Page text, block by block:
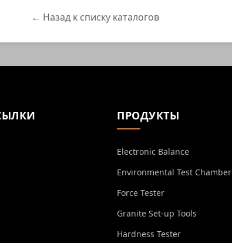
← Назад к списку каталогов
ПРОДУКТЫ
Electronic Balance
Environmental Test Chamber
Force Tester
Granite Set-up Tools
Hardness Tester